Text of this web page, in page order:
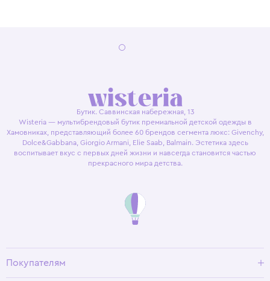
Бутик. Саввинская набережная, 13
Wisteria — мультибрендовый бутик премиальной детской одежды в
Хамовниках, представляющий более 60 брендов сегмента люкс: Givenchy,
Dolce&Gabbana, Giorgio Armani, Elie Saab, Balmain. Эстетика здесь
воспитывает вкус с первых дней жизни и навсегда становится частью
прекрасного мира детства.
Покупателям